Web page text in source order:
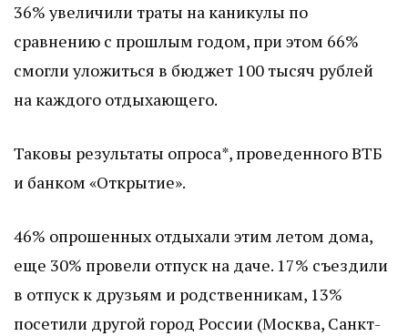
36% увеличили траты на каникулы по
сравнению с прошлым годом, при этом 66%
смогли уложиться в бюджет 100 тысяч рублей
на каждого отдыхающего.
Таковы результаты опроса*, проведенного ВТБ
и банком «Открытие».
46% опрошенных отдыхали этим летом дома,
еще 30% провели отпуск на даче. 17% съездили
в отпуск к друзьям и родственникам, 13%
посетили другой город России (Москва, Санкт-